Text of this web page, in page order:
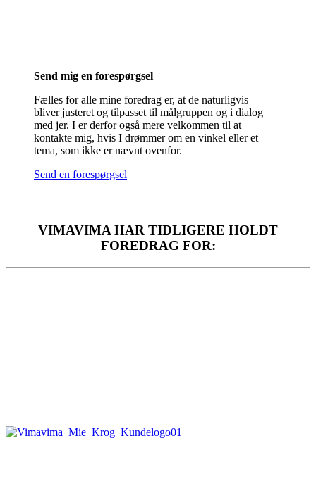
Send mig en forespørgsel
Fælles for alle mine foredrag er, at de naturligvis
bliver justeret og tilpasset til målgruppen og i dialog
med jer. I er derfor også mere velkommen til at
kontakte mig, hvis I drømmer om en vinkel eller et
tema, som ikke er nævnt ovenfor.
Send en forespørgsel
VIMAVIMA HAR TIDLIGERE HOLDT
FOREDRAG FOR: